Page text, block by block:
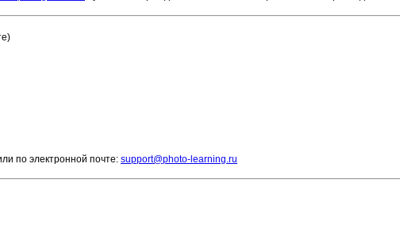
по электронной почте: support@photo-learning.ru